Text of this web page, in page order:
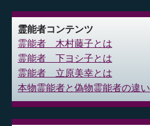
霊能者コンテンツ
霊能者 木村藤子とは
霊能者 下ヨシ子とは
霊能者 立原美幸とは
本物霊能者と偽物霊能者の違い